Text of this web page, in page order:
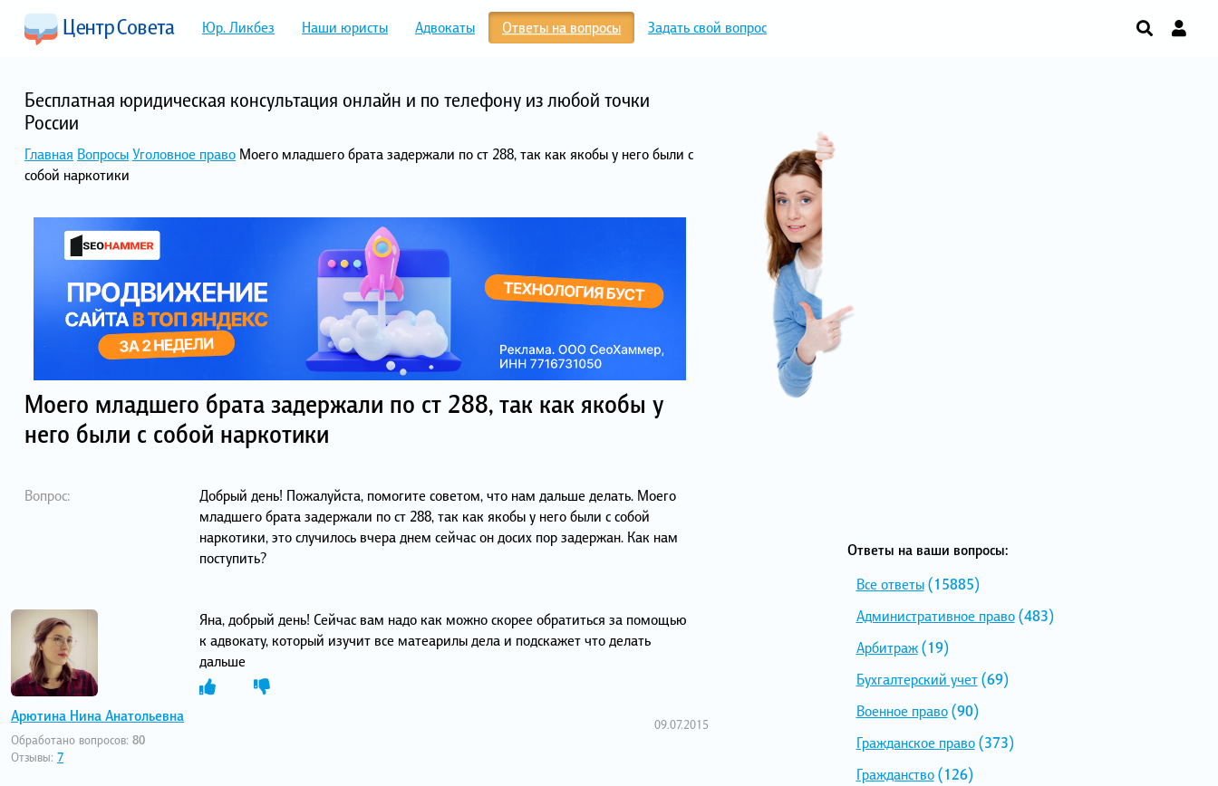
Юр. Ликбез Наши юристы Адвокаты Ответы на вопросы Задать свой вопрос
Бесплатная юридическая консультация онлайн и по телефону из любой точки
России
Главная ВопросыУголовное право Моего младшего брата задержали по ст 288, так как якобы у него были с
собой наркотики
Моего младшего брата задержали по ст 288, так как якобы у
него были с собой наркотики
Вопрос:
Добрый день! Пожалуйста, помогите советом, что нам дальше делать. Моего
младшего брата задержали по ст 288, так как якобы у него были с собой
наркотики, это случилось вчера днем сейчас он досих пор задержан. Как нам
поступить?
Арютина Нина Анатольевна
Обработано вопросов: 80
Отзывы: 7
Яна, добрый день! Сейчас вам надо как можно скорее обратиться за помощью
к адвокату, который изучит все матеарилы дела и подскажет что делать
дальше
09.07.2015
Ответы на ваши вопросы:
Все ответы(15885)
Административное право(483)
Арбитраж(19)
Бухгалтерский учет(69)
Военное право(90)
Гражданское право(373)
Гражданство(126)